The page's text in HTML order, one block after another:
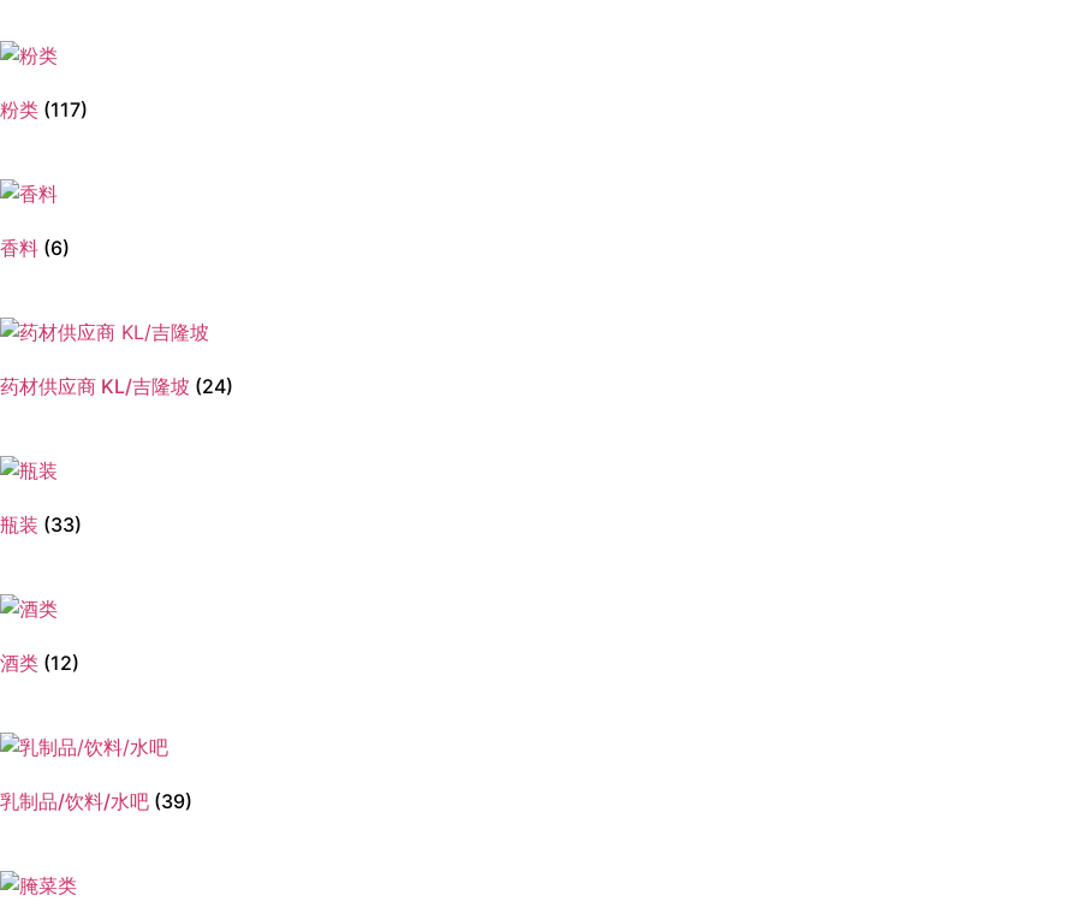
粉类 (117)
香料 (6)
药材供应商 KL/吉隆坡 (24)
瓶装 (33)
酒类 (12)
乳制品/饮料/水吧 (39)